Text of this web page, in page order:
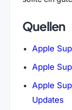
Quellen
Apple
Apple
Apple
Updates